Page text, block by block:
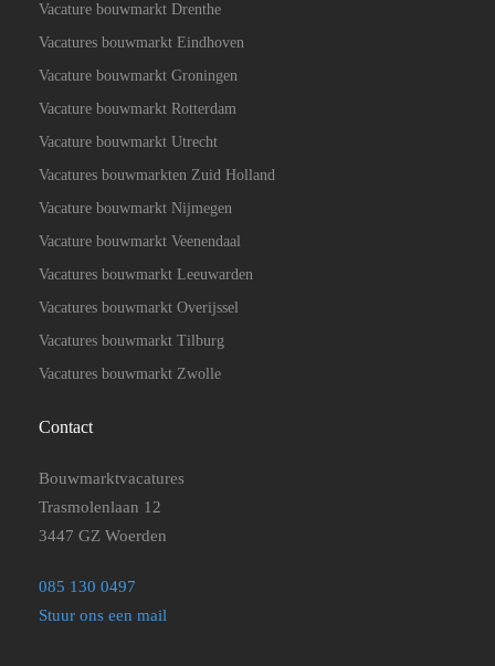
Vacature bouwmarkt Drenthe
Vacatures bouwmarkt Eindhoven
Vacature bouwmarkt Groningen
Vacature bouwmarkt Rotterdam
Vacature bouwmarkt Utrecht
Vacatures bouwmarkten Zuid Holland
Vacature bouwmarkt Nijmegen
Vacature bouwmarkt Veenendaal
Vacatures bouwmarkt Leeuwarden
Vacatures bouwmarkt Overijssel
Vacatures bouwmarkt Tilburg
Vacatures bouwmarkt Zwolle
Contact
Bouwmarktvacatures
Trasmolenlaan 12
3447 GZ Woerden
085 130 0497
Stuur ons een mail